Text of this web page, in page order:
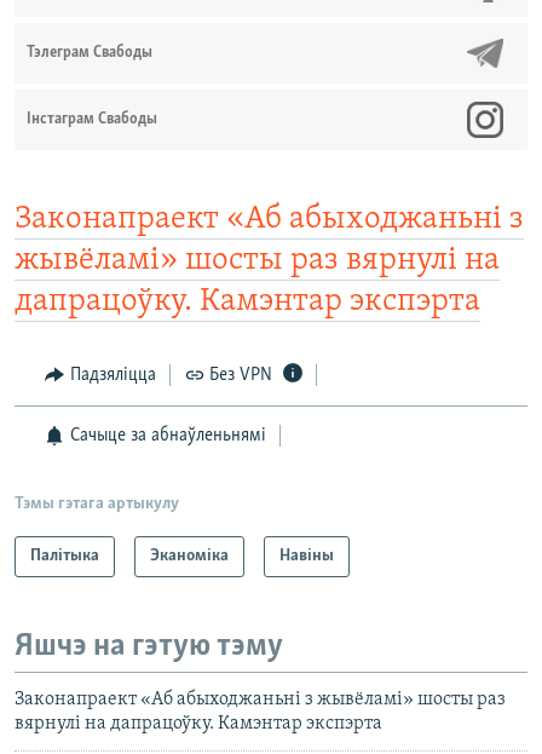
Тэлеграм Свабоды
Інстаграм Свабоды
Законапраект «Аб абыходжаньні з
жывёламі» шосты раз вярнулі на
дапрацоўку. Камэнтар экспэрта
Падзяліцца Без VPN
Сачыце за абнаўленьнямі
Тэмы гэтага артыкулу
Палітыка Эканоміка Навіны
Яшчэ на гэтую тэму
Законапраект «Аб абыходжаньні з жывёламі» шосты раз
вярнулі на дапрацоўку. Камэнтар экспэрта